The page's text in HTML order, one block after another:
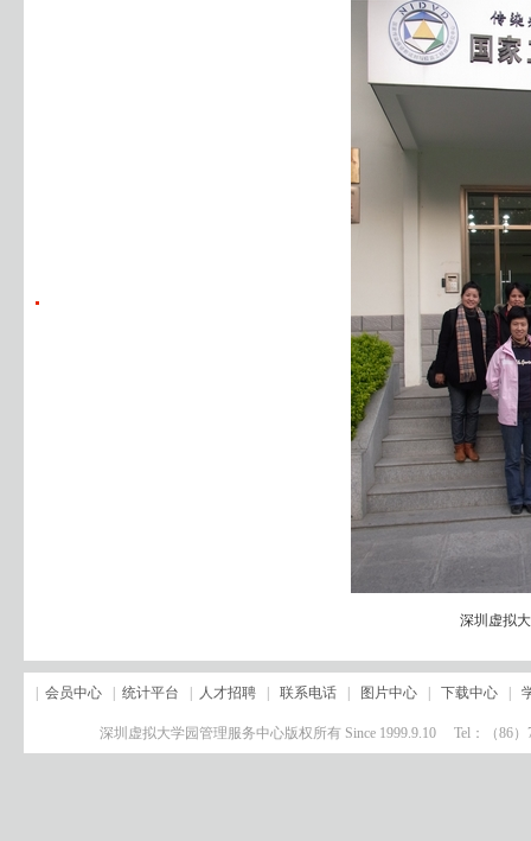
深圳虚拟
会员中心 统计平台 人才招聘 联系电话 图片中心 下载中心
深圳虚拟大学园管理服务中心版权所有 Since 1999.9.10 Tel：（